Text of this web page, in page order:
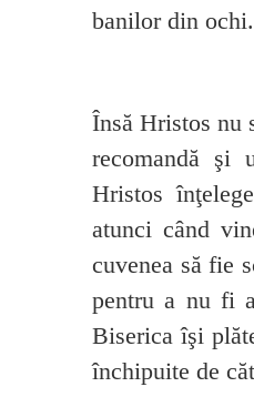
banilor din ochi.
Însă Hristos nu
recomandă şi
Hristos
atunci când
cuvenea să fie
pentru a nu fi
Biserica îşi
închipuite de